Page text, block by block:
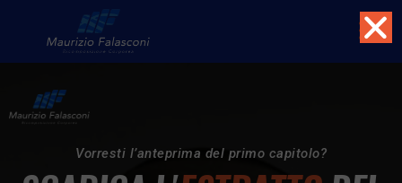
Vorresti l’anteprima del primo capitolo?